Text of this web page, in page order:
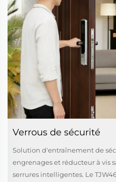
Verrous de sécurité
Solution d'entraînement de
engrenages et réducteur à vis
serrures intelligentes. Le